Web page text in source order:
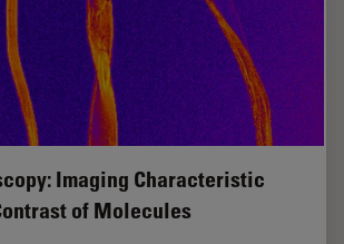
Imaging Characteristic
of Molecules